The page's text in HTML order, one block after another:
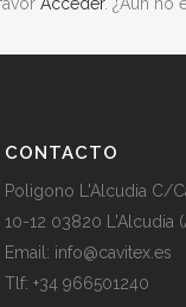
CONTACTO
Poligono L'Alcudia C/
10-12 03820 L'Alcudia
Email: info@cavitex.es
Tlf: +34 966501240